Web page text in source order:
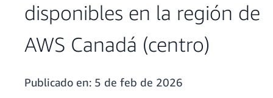
disponibles en la región de
AWS Canadá (centro)
Publicado en: 5 de feb de 2026